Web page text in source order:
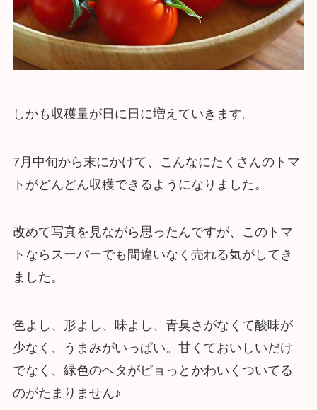
しかも収穫量が日に日に増えていきます。
7月中旬から末にかけて、こんなにたくさんのトマ
トがどんどん収穫できるようになりました。
改めて写真を見ながら思ったんですが、このトマ
トならスーパーでも間違いなく売れる気がしてき
ました。
色よし、形よし、味よし、青臭さがなくて酸味が
少なく、うまみがいっぱい。甘くておいしいだけ
でなく、緑色のヘタがピョっとかわいくついてる
のがたまりません♪